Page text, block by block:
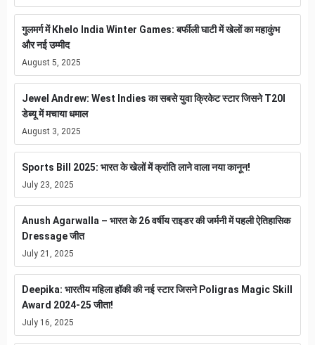
गुलमर्ग में Khelo India Winter Games: बर्फीली घाटी में खेलों का महाकुंभ
और नई उम्मीद
August 5, 2025
Jewel Andrew: West Indies का सबसे युवा क्रिकेट स्टार जिसने T20I
डेब्यू में मचाया धमाल
August 3, 2025
Sports Bill 2025: भारत के खेलों में क्रांति लाने वाला नया कानून!
July 23, 2025
Anush Agarwalla – भारत के 26 वर्षीय राइडर की जर्मनी में पहली ऐतिहासिक
Dressage जीत
July 21, 2025
Deepika: भारतीय महिला हॉकी की नई स्टार जिसने Poligras Magic Skill
Award 2024-25 जीता!
July 16, 2025